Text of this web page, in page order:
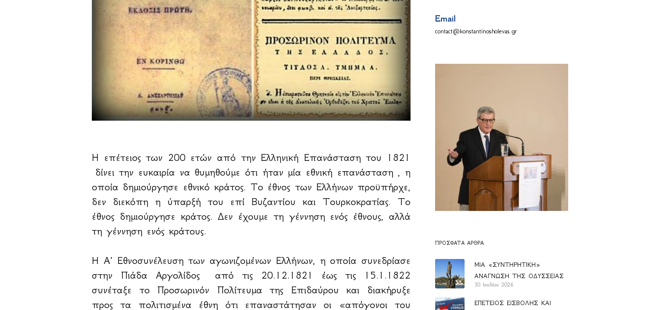
Η επέτειος των 200 ετών από την Ελληνική Επανάσταση του 1821
δίνει την ευκαιρία να θυμηθούμε ότι ήταν μία εθνική επανάσταση , η
οποία δημιούργησε εθνικό κράτος. Το έθνος των Ελλήνων προϋπήρχε,
δεν διεκόπη η ύπαρξή του επί Βυζαντίου και Τουρκοκρατίας. Το
έθνος δημιούργησε κράτος. Δεν έχουμε τη γέννηση ενός έθνους, αλλά
τη γέννηση ενός κράτους.
Η Α΄ Εθνοσυνέλευση των αγωνιζομένων Ελλήνων, η οποία συνεδρίασε
στην Πιάδα Αργολίδος από τις 20.12.1821 έως τις 15.1.1822
συνέταξε το Προσωρινόν Πολίτευμα της Επιδαύρου και διακήρυξε
προς τα πολιτισμένα έθνη ότι επαναστάτησαν οι «απόγονοι του
Email
contact@konstantinosholevas.gr
ΠΡΌΣΦΑΤΑ ΆΡΘΡΑ
ΜΙΑ «ΣΥΝΤΗΡΗΤΙΚΗ»
ΑΝΑΓΝΩΣΗ ΤΗΣ ΟΔΥΣΣΕΙΑΣ
30 Ιουλίου 2026
ΕΠΕΤΕΙΟΣ ΕΙΣΒΟΛΗΣ ΚΑΙ